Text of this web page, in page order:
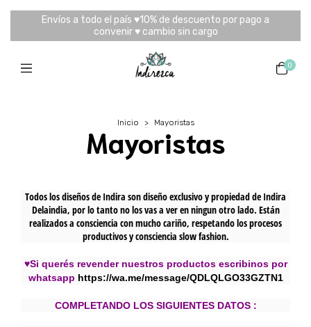
Envíos a todo el país ♥10% de descuento por pago a
convenir ♥ cambio sin cargo
0
Inicio > Mayoristas
Mayoristas
Todos los diseños de Indira son diseño exclusivo y propiedad de Indira
Delaindia, por lo tanto no los vas a ver en ningun otro lado. Están
realizados a consciencia con mucho cariño, respetando los procesos
productivos y consciencia slow fashion.
♥Si querés revender nuestros productos escribinos por
whatsapp https://wa.me/message/QDLQLGO33GZTN1
COMPLETANDO LOS SIGUIENTES DATOS :